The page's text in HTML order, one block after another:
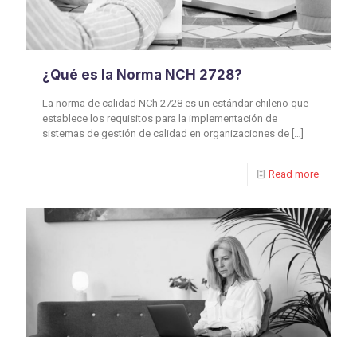
¿Qué es la Norma NCH 2728?
La norma de calidad NCh 2728 es un estándar chileno que
establece los requisitos para la implementación de
sistemas de gestión de calidad en organizaciones de […]
Read more